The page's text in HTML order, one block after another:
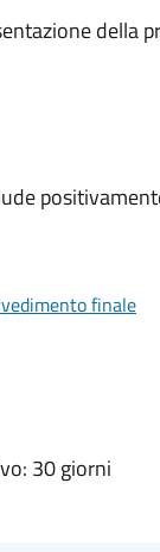
della
finale
30 giorni